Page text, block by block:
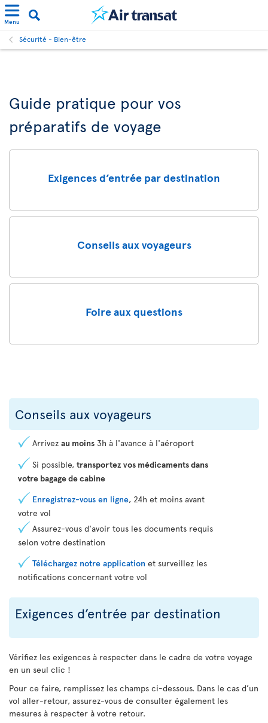
Menu
Sécurité - Bien-être
Guide pratique pour vos
préparatifs de voyage
Exigences d’entrée par destination
Conseils aux voyageurs
Foire aux questions
Conseils aux voyageurs
Arrivez au moins 3h à l'avance à l'aéroport
Si possible, transportez vos médicaments dans
votre bagage de cabine
Enregistrez-vous en ligne, 24h et moins avant
votre vol
Assurez-vous d'avoir tous les documents requis
selon votre destination
Téléchargez notre application et surveillez les
notifications concernant votre vol
Exigences d’entrée par destination
Vérifiez les exigences à respecter dans le cadre de votre voyage
en un seul clic !
Pour ce faire, remplissez les champs ci-dessous. Dans le cas d’un
vol aller-retour, assurez-vous de consulter également les
mesures à respecter à votre retour.